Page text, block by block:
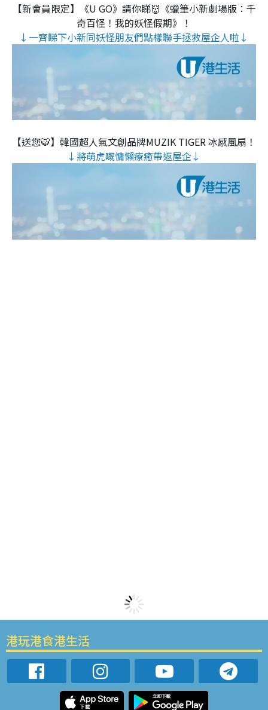
【新會員限定】《U GO》請你睇👹《蠟筆小新劇場版：千
奇百怪！我的妖怪假期》！
↓一齊睇下小新同妖怪朋友們點樣聯手拯救屋企人啦↓
【送您🐯】韓國超人氣文創品牌MUZIK TIGER 冰感風扇！
↓將萌虎嘅慵懶療癒帶返屋企↓
港玩港食港生活